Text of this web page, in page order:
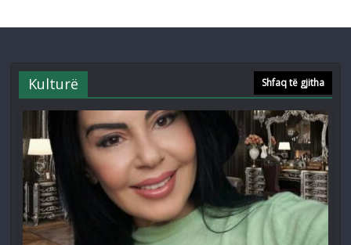
Kulturë Shfaq të gjitha